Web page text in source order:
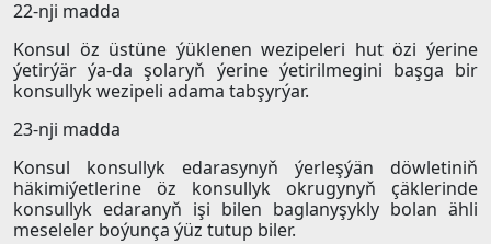
22-nji madda
Konsul öz üstüne ýüklenen wezipeleri hut özi ýerine
ýetirýär ýa-da şolaryň ýerine ýetirilmegini başga bir
konsullyk wezipeli adama tabşyrýar.
23-nji madda
Konsul konsullyk edarasynyň ýerleşýän döwletiniň
häkimiýetlerine öz konsullyk okrugynyň çäklerinde
konsullyk edaranyň işi bilen baglanyşykly bolan ähli
meseleler boýunça ýüz tutup biler.